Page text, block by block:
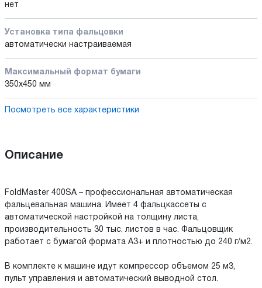
нет
Установка типа фальцовки
автоматически настраиваемая
Максимальный формат бумаги
350x450 мм
Посмотреть все характеристики
Описание
FoldMaster 400SA – профессиональная автоматическая
фальцевальная машина. Имеет 4 фальцкассеты с
автоматической настройкой на толщину листа,
производительность 30 тыс. листов в час. Фальцовщик
работает с бумагой формата А3+ и плотностью до 240 г/м2.
В комплекте к машине идут компрессор объемом 25 м3,
пульт управления и автоматический выводной стол.